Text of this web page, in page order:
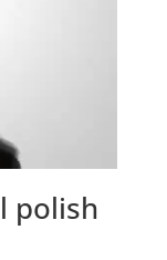
polish